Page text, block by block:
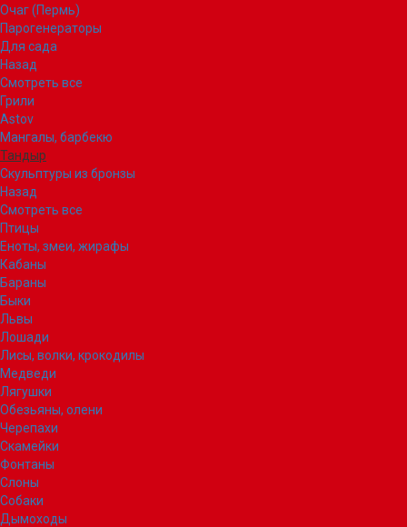
Очаг (Пермь)
Парогенераторы
Для сада
Назад
Смотреть все
Грили
Astov
Мангалы, барбекю
Тандыр
Скульптуры из бронзы
Назад
Смотреть все
Птицы
Еноты, змеи, жирафы
Кабаны
Бараны
Быки
Львы
Лошади
Лисы, волки, крокодилы
Медведи
Лягушки
Обезьяны, олени
Черепахи
Скамейки
Фонтаны
Слоны
Собаки
Дымоходы